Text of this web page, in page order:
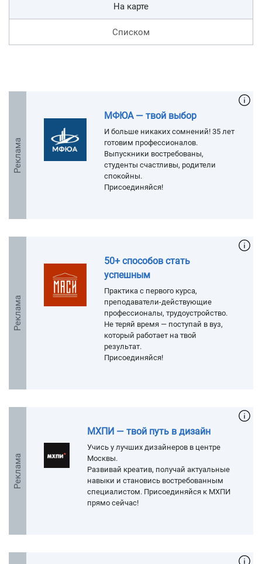
На карте
Списком
Реклама
МФЮА — твой выбор
И больше никаких сомнений! 35 лет
готовим профессионалов.
Выпускники востребованы,
студенты счастливы, родители
спокойны.
Присоединяйся!
Реклама
50+ способов стать
успешным
Практика с первого курса,
преподаватели-действующие
профессионалы, трудоустройство.
Не теряй время — поступай в вуз,
который работает на твой
результат.
Присоединяйся!
Реклама
МХПИ — твой путь в дизайн
Учись у лучших дизайнеров в центре
Москвы.
Развивай креатив, получай актуальные
навыки и становись востребованным
специалистом. Присоединяйся к МХПИ
прямо сейчас!